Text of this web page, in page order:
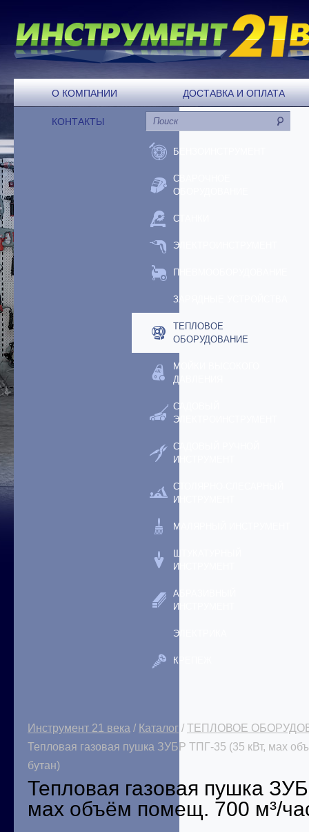
О КОМПАНИИ ДОСТАВКА И ОПЛАТА
КОНТАКТЫ
БЕНЗОИНСТРУМЕНТ
СВАРОЧНОЕ
ОБОРУДОВАНИЕ
СТАНКИ
ЭЛЕКТРОИНСТРУМЕНТ
ПНЕВМООБОРУДОВАНИЕ
ЗАРЯДНЫЕ УСТРОЙСТВА
ТЕПЛОВОЕ
ОБОРУДОВАНИЕ
МОЙКИ ВЫСОКОГО
ДАВЛЕНИЯ
САДОВЫЙ
ЭЛЕКТРОИНСТРУМЕНТ
САДОВЫЙ РУЧНОЙ
ИНСТРУМЕНТ
СТОЛЯРНО-СЛЕСАРНЫЙ
ИНСТРУМЕНТ
МАЛЯРНЫЙ ИНСТРУМЕНТ
ШТУКАТУРНЫЙ
ИНСТРУМЕНТ
АБРАЗИВНЫЙ
ИНСТРУМЕНТ
ЭЛЕКТРИКА
КРЕПЕЖ
Инструмент 21 века / Каталог / ТЕПЛОВОЕ
Тепловая газовая пушка ЗУБР ТПГ-35 (35 кВт, мах
бутан)
Тепловая газовая пушка
мах объём помещ. 700 м³/